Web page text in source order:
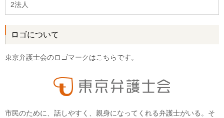
2法人
ロゴについて
東京弁護士会のロゴマークはこちらです。
市民のために、話しやすく、親身になってくれる弁護士がいる。そ